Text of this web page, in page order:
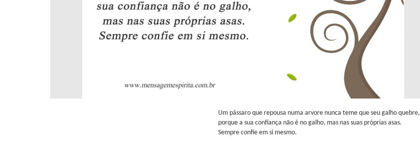
Um pássaro que repousa numa arvore nunca teme que seu galho quebre,
porque a sua confiança não é no galho, mas nas suas próprias asas.
Sempre confie em si mesmo.